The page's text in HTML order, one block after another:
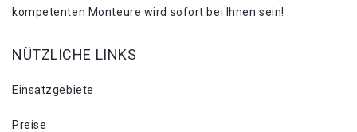
kompetenten Monteure wird sofort bei Ihnen sein!
NÜTZLICHE LINKS
Einsatzgebiete
Preise